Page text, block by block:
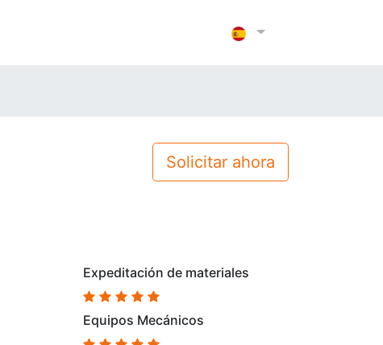
Solicitar ahora
Expeditación de materiales
Equipos Mecánicos